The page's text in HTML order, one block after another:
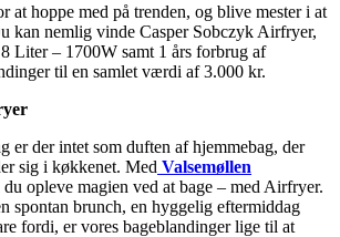
at hoppe med på trenden, og blive mester i at
kan nemlig vinde Casper Sobczyk Airfryer,
Liter – 1700W samt 1 års forbrug af
til en samlet værdi af 3.000 kr.
er der intet som duften af hjemmebag, der
sig i køkkenet. Med Valsemøllen
du opleve magien ved at bage – med Airfryer.
spontan brunch, en hyggelig eftermiddag
fordi, er vores bageblandinger lige til at